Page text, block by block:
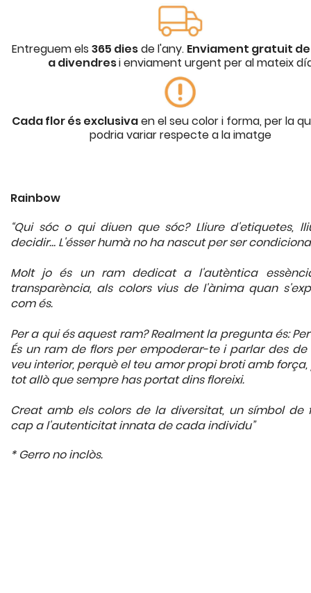
Entreguem els 365 diesde l'any. Enviament gratuit
a divendresi enviament urgent per al mateix
Cada flor és exclusivaen el seu color i forma, per la
podria variar respecte a la imatge
Rainbow
“Qui sóc o qui diuen que sóc? Lliure d'etiquetes,
decidir… L'ésser humà no ha nascut per ser
Molt jo és un ram dedicat a l'autèntica
transparència, als colors vius de l'ànima quan
com és.
Per a qui és aquest ram? Realment la pregunta és:
És un ram de flors per empoderar-te i parlar des
veu interior, perquè el teu amor propi broti amb
tot allò que sempre has portat dins floreixi.
Creat amb els colors de la diversitat, un símbol de
cap a l'autenticitat innata de cada individu”
* Gerro no inclòs.